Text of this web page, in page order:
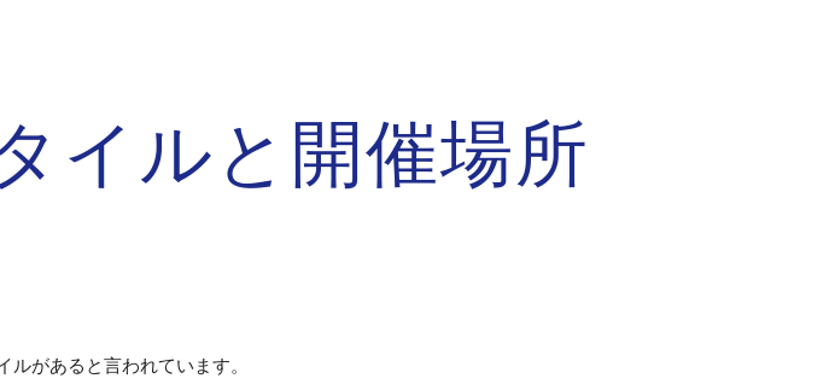
イルと開催場所
があると言われています。